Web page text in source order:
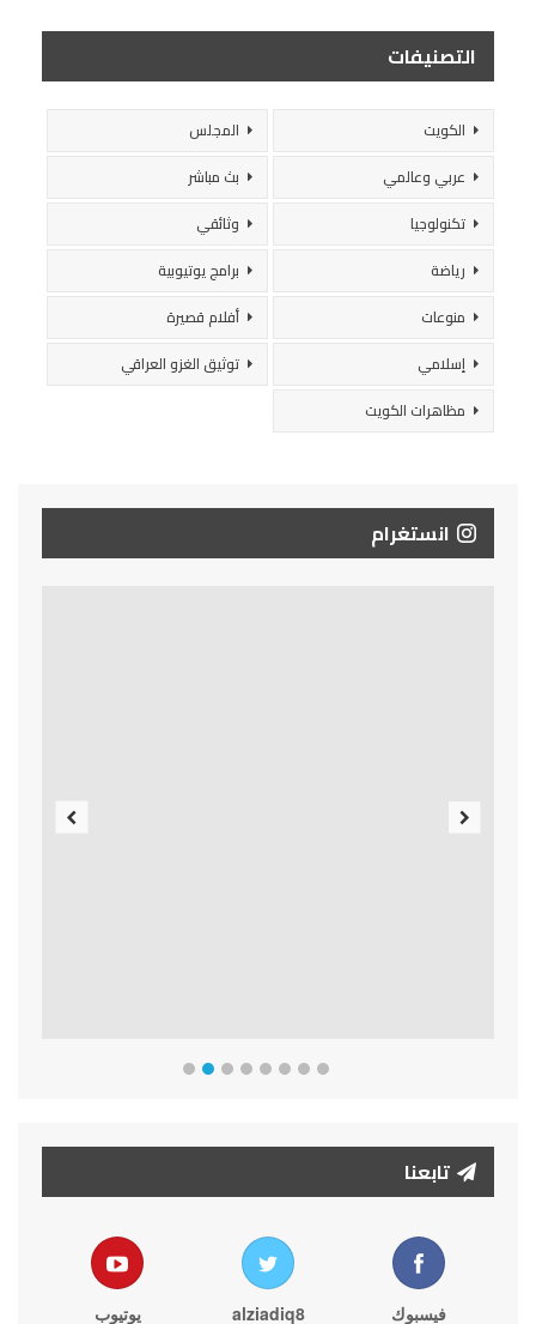
التصنيفات
الكويت
المجلس
عربي وعالمي
بث مباشر
تكنولوجيا
وثائقي
رياضة
برامج يوتيوبية
منوعات
أفلام قصيرة
إسلامي
توثيق الغزو العراقي
مظاهرات الكويت
انستغرام
تابعنا
فيسبوك alziadiq8 يوتيوب